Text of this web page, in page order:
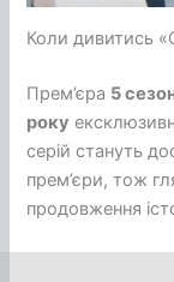
Коли дивитись
Прем’єра 5
року
серій стануть
прем’єри, тож
продовження